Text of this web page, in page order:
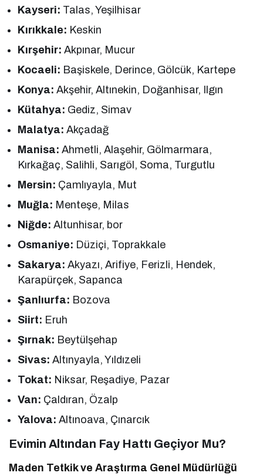
Kayseri: Talas, Yeşilhisar
Kırıkkale: Keskin
Kırşehir: Akpınar, Mucur
Kocaeli: Başiskele, Derince, Gölcük, Kartepe
Konya:Akşehir, Altınekin, Doğanhisar, Ilgın
Kütahya: Gediz, Simav
Malatya: Akçadağ
Manisa:Ahmetli, Alaşehir, Gölmarmara,
Kırkağaç, Salihli, Sarıgöl, Soma, Turgutlu
Mersin: Çamlıyayla, Mut
Muğla: Menteşe, Milas
Niğde: Altunhisar, bor
Osmaniye: Düziçi, Toprakkale
Sakarya:Akyazı, Arifiye, Ferizli, Hendek,
Karapürçek, Sapanca
Şanlıurfa: Bozova
Siirt: Eruh
Şırnak: Beytülşehap
Sivas: Altınyayla, Yıldızeli
Tokat: Niksar, Reşadiye, Pazar
Van: Çaldıran, Özalp
Yalova: Altınoava, Çınarcık
Evimin Altından Fay Hattı Geçiyor Mu?
Maden Tetkik ve Araştırma Genel Müdürlüğü